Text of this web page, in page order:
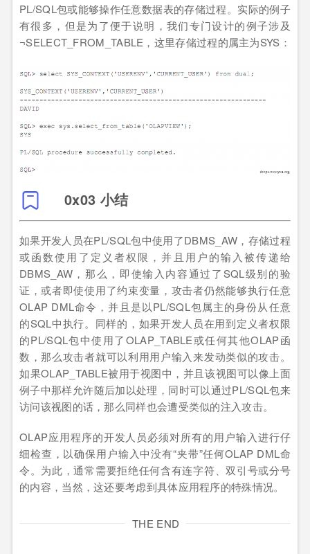
PL/SQL包或能够操作任意数据表的存储过程。实际的例子
有很多，但是为了便于说明，我们专门设计的例子涉及
¬SELECT_FROM_TABLE，这里存储过程的属主为SYS：
0x03 小结
如果开发人员在PL/SQL包中使用了DBMS_AW，存储过程
或函数使用了定义者权限，并且用户的输入被传递给
DBMS_AW，那么，即使输入内容通过了SQL级别的验
证，或者即使使用了约束变量，攻击者仍然能够执行任意
OLAP DML命令，并且是以PL/SQL包属主的身份从任意
的SQL中执行。同样的，如果开发人员在用到定义者权限
的PL/SQL包中使用了OLAP_TABLE或任何其他OLAP函
数，那么攻击者就可以利用用户输入来发动类似的攻击。
如果OLAP_TABLE被用于视图中，并且该视图可以像上面
例子中那样允许随后加以处理，同时可以通过PL/SQL包来
访问该视图的话，那么同样也会遭受类似的注入攻击。
OLAP应用程序的开发人员必须对所有的用户输入进行仔
细检查，以确保用户输入中没有“夹带”任何OLAP DML命
令。为此，通常需要拒绝任何含有连字符、双引号或分号
的内容，当然，这还要考虑到具体应用程序的特殊情况。
THE END